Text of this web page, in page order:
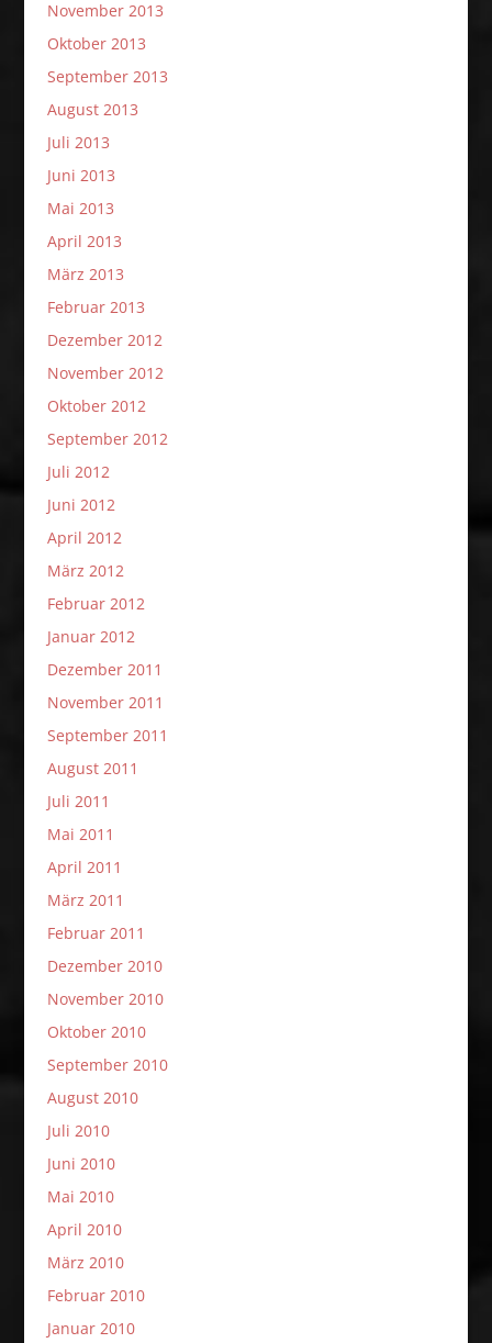
November 2013
Oktober 2013
September 2013
August 2013
Juli 2013
Juni 2013
Mai 2013
April 2013
März 2013
Februar 2013
Dezember 2012
November 2012
Oktober 2012
September 2012
Juli 2012
Juni 2012
April 2012
März 2012
Februar 2012
Januar 2012
Dezember 2011
November 2011
September 2011
August 2011
Juli 2011
Mai 2011
April 2011
März 2011
Februar 2011
Dezember 2010
November 2010
Oktober 2010
September 2010
August 2010
Juli 2010
Juni 2010
Mai 2010
April 2010
März 2010
Februar 2010
Januar 2010